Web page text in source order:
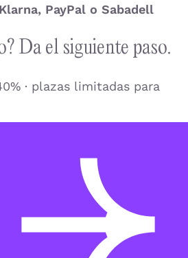
Klarna, PayPal o Sabadell
Da el siguiente paso.
· plazas limitadas para